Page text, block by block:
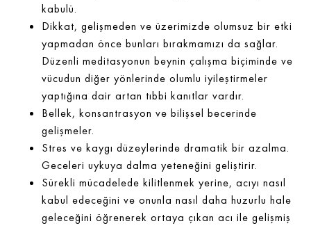
kabulü.
Dikkat, gelişmeden ve üzerimizde olumsuz bir etki
yapmadan önce bunları bırakmamızı da sağlar.
Düzenli meditasyonun beynin çalışma biçiminde ve
vücudun diğer yönlerinde olumlu iyileştirmeler
yaptığına dair artan tıbbi kanıtlar vardır.
Bellek, konsantrasyon ve bilişsel becerinde
gelişmeler.
Stres ve kaygı düzeylerinde dramatik bir azalma.
Geceleri uykuya dalma yeteneğini geliştirir.
Sürekli mücadelede kilitlenmek yerine, acıyı nasıl
kabul edeceğini ve onunla nasıl daha huzurlu hale
geleceğini öğrenerek ortaya çıkan acı ile gelişmiş